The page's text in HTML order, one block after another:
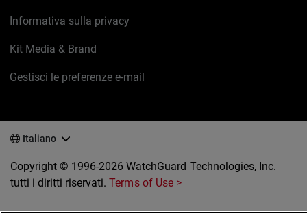
Informativa sulla privacy
Kit Media & Brand
Gestisci le preferenze e-mail
Italiano
Copyright © 1996-2026 WatchGuard Technologies, Inc.
tutti i diritti riservati.Terms of Use >